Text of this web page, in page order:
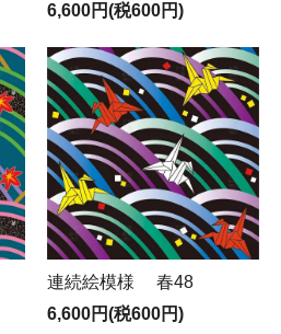
6,600円(税600円)
連続絵模様 春48
6,600円(税600円)